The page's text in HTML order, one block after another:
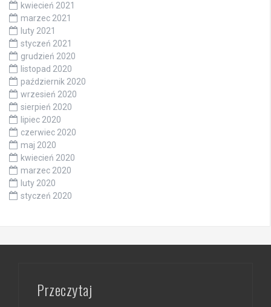
kwiecień 2021
marzec 2021
luty 2021
styczeń 2021
grudzień 2020
listopad 2020
październik 2020
wrzesień 2020
sierpień 2020
lipiec 2020
czerwiec 2020
maj 2020
kwiecień 2020
marzec 2020
luty 2020
styczeń 2020
Przeczytaj